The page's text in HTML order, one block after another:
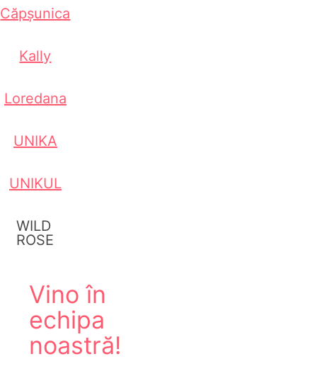
Căpșunica
Kally
Loredana
UNIKA
UNIKUL
WILD
ROSE
Vino în
echipa
noastră!